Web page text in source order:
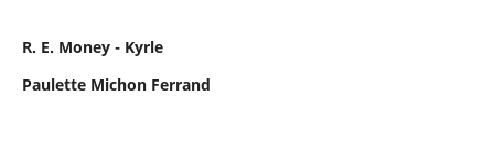
R. E. Money - Kyrle
Paulette Michon Ferrand